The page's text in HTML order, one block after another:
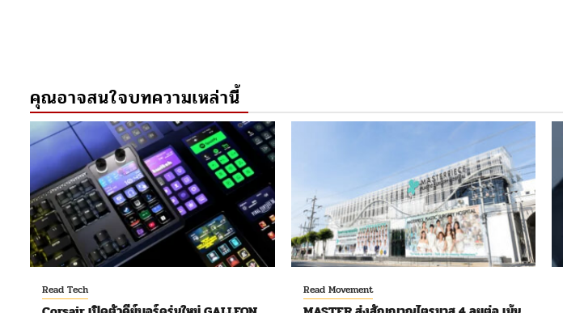
คุณอาจสนใจบทความเหล่านี้
Read Tech Read Movement